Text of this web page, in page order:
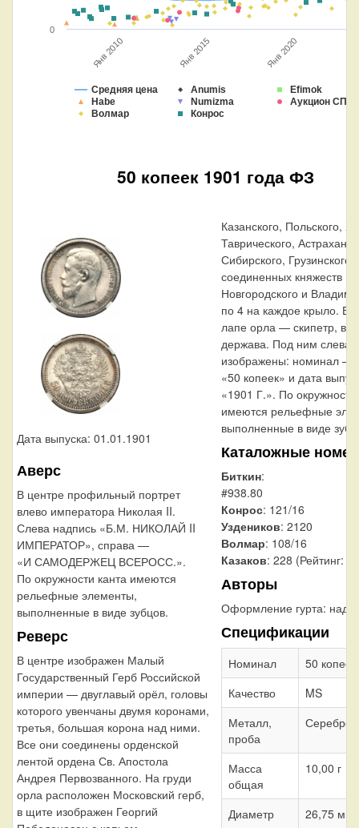
Средняя цена Anumis
Efimok
Habe
Numizma
Аукцион СПБ
Волмар
Конрос
Янв 2010 Янв 2015 Янв 2020
0
50 копеек 1901 года ФЗ
Дата выпуска: 01.01.1901
Аверс
В центре профильный портрет
влево императора Николая II.
Слева надпись «Б.М. НИКОЛАЙ II
ИМПЕРАТОР», справа —
«И САМОДЕРЖЕЦ ВСЕРОСС.».
По окружности канта имеются
рельефные элементы,
выполненные в виде зубцов.
Реверс
В центре изображен Малый
Государственный Герб Российской
империи — двуглавый орёл, головы
которого увенчаны двумя коронами,
третья, большая корона над ними.
Все они соединены орденской
лентой ордена Св. Апостола
Андрея Первозванного. На груди
орла расположен Московский герб,
в щите изображен Георгий
Казанского, Польского,
Таврического,
Сибирского, Грузинского
соединенных княжеств
Новгородского и
по 4 на каждое крыло. В
лапе орла — скипетр, в
держава. Под ним слева
изображены: номинал —
«50 копеек» и дата
«1901 Г.». По окружности
имеются рельефные
выполненные в виде
Каталожные
Биткин:
#938.80
Конрос: 121/16
Уздеников: 2120
Волмар: 108/16
Казаков: 228 (Рейтинг:
Авторы
Оформление гурта:
Спецификации
Номинал
50 копеек
Качество
MS
Металл,
проба
Серебро
Масса
общая
10,00 г
Диаметр 26,75 мм